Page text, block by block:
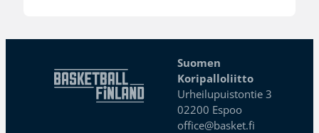
Suomen
Koripalloliitto
Urheilupuistontie 3
02200 Espoo
office@basket.fi